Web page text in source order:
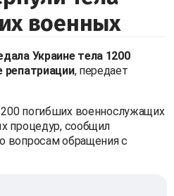
военных
Украине тела 1200
репатриации, передает
погибших военнослужащих
процедур, сообщил
вопросам обращения с